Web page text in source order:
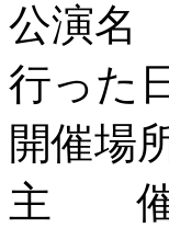
公演名
行った
開催場
主 催